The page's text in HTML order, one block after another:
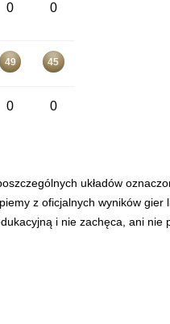
0 0
49 45
0 0
układów
z oficjalnych wyników
i nie zachęca, ani nie